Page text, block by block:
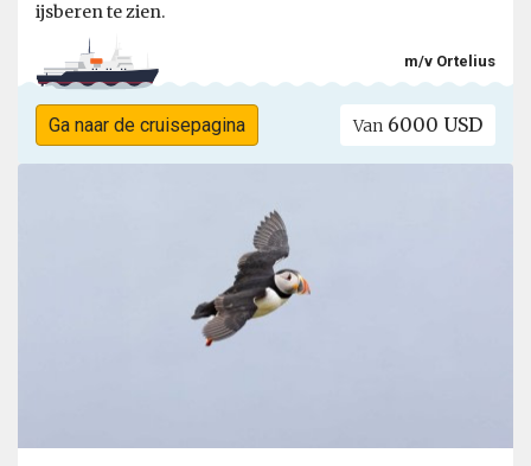
ijsberen te zien.
m/v Ortelius
Ga naar de cruisepagina Van 6000 USD